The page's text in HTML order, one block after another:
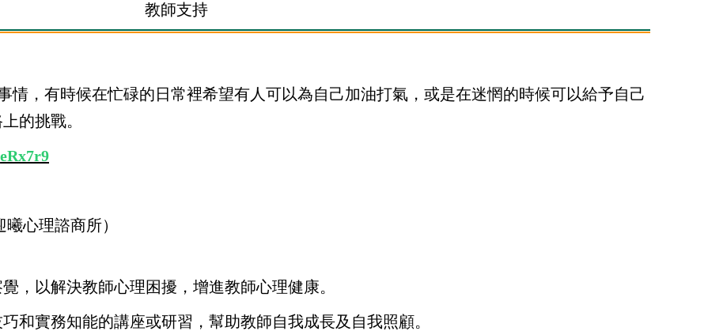
教師支持
情，有時候在忙碌的日常裡希望有人可以為自己加油打氣，或是在迷惘的時候可以給予自己
的挑戰。
心理諮商所）
，以解決教師心理困擾，增進教師心理健康。
和實務知能的講座或研習，幫助教師自我成長及自我照顧。